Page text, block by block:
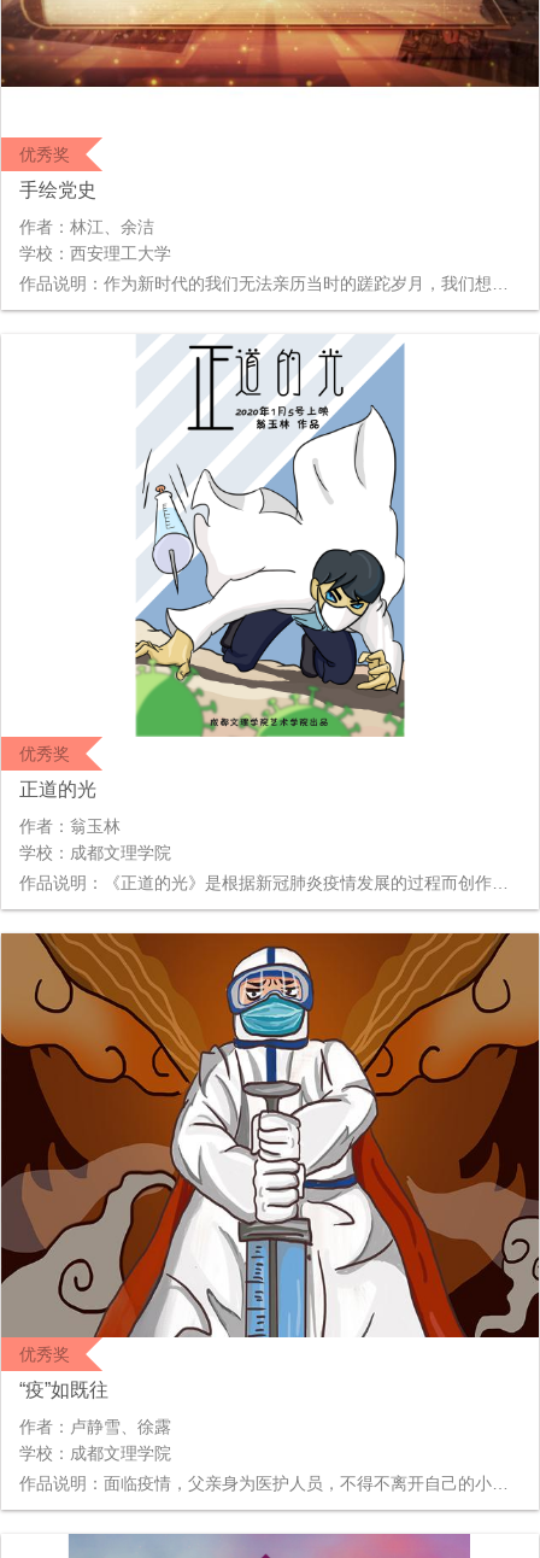
优秀奖
手绘党史
作者：林江、余洁
学校：西安理工大学
优秀奖
正道的光
作者：翁玉林
学校：成都文理学院
优秀奖
“疫”如既往
作者：卢静雪、徐露
学校：成都文理学院